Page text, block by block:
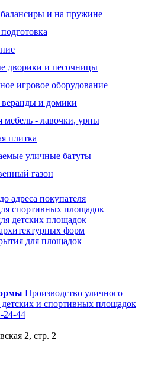
и на пружине
дворики и песочницы
игровое оборудование
веранды и домики
мебель - лавочки, урны
плитка
уличные батуты
газон
адреса покупателя
спортивных площадок
детских площадок
форм
для площадок
Производство уличного
детских и спортивных площадок
24-44
2, стр. 2